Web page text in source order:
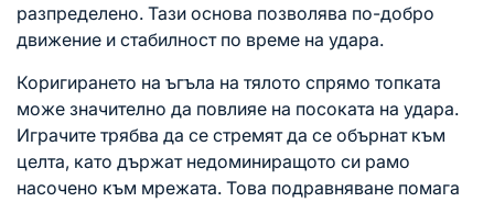
разпределено. Тази основа позволява по-добро
движение и стабилност по време на удара.
Коригирането на ъгъла на тялото спрямо топката
може значително да повлияе на посоката на удара.
Играчите трябва да се стремят да се обърнат към
целта, като държат недоминиращото си рамо
насочено към мрежата. Това подравняване помага